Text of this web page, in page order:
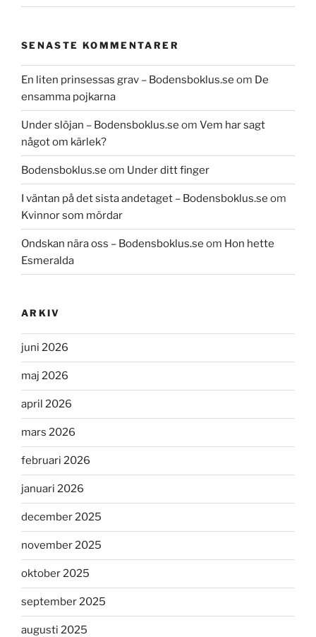
SENASTE KOMMENTARER
En liten prinsessas grav – Bodensboklus.se om De
ensamma pojkarna
Under slöjan – Bodensboklus.se om Vem har sagt
något om kärlek?
Bodensboklus.se om Under ditt finger
I väntan på det sista andetaget – Bodensboklus.se om
Kvinnor som mördar
Ondskan nära oss – Bodensboklus.se om Hon hette
Esmeralda
ARKIV
juni 2026
maj 2026
april 2026
mars 2026
februari 2026
januari 2026
december 2025
november 2025
oktober 2025
september 2025
augusti 2025